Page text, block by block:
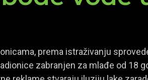
prema istraživanju
zabranjen za mlađe od 18